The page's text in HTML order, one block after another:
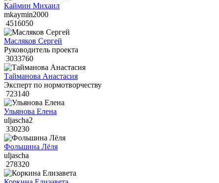
Каймин Михаил
mkaymin2000
4516050
Масляков Сергей
Руководитель проекта
3033760
Тайманова Анастасия
Эксперт по нормотворчеству
723140
Ульянова Елена
uljascha2
330230
Фольшина Лёля
uljascha
278320